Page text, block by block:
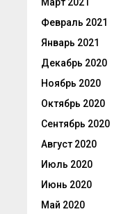
Февраль 2021
Январь 2021
Декабрь 2020
Ноябрь 2020
Октябрь 2020
Сентябрь 2020
Август 2020
Июль 2020
Июнь 2020
Май 2020